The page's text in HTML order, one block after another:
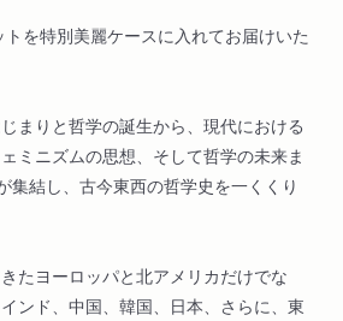
を特別美麗ケースに入れてお届けいた
まりと哲学の誕生から、現代における
ミニズムの思想、そして哲学の未来ま
集結し、古今東西の哲学史を一くくり
たヨーロッパと北アメリカだけでな
ンド、中国、韓国、日本、さらに、東